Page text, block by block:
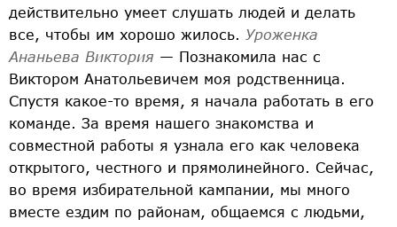
действительно умеет слушать людей и делать
все, чтобы им хорошо жилось. Уроженка
Ананьева Виктория — Познакомила нас с
Виктором Анатольевичем моя родственница.
Спустя какое-то время, я начала работать в его
команде. За время нашего знакомства и
совместной работы я узнала его как человека
открытого, честного и прямолинейного. Сейчас,
во время избирательной кампании, мы много
вместе ездим по районам, общаемся с людьми,